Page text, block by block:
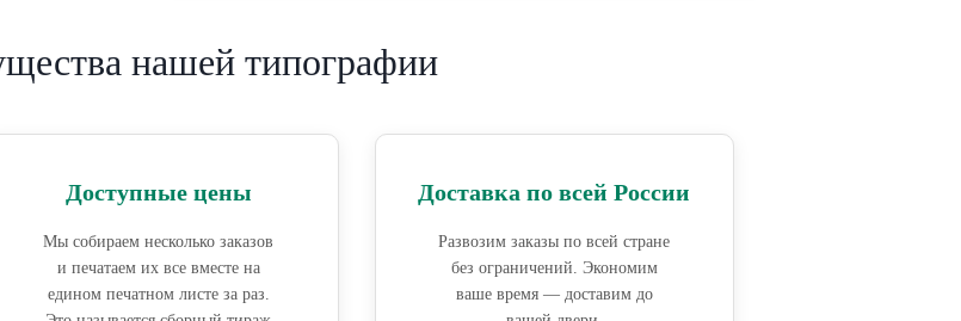
нашей типографии
Доступные цены
Мы собираем несколько заказов
и печатаем их все вместе на
едином печатном листе за раз.
Доставка по всей России
Развозим заказы по всей стране
без ограничений. Экономим
ваше время — доставим до